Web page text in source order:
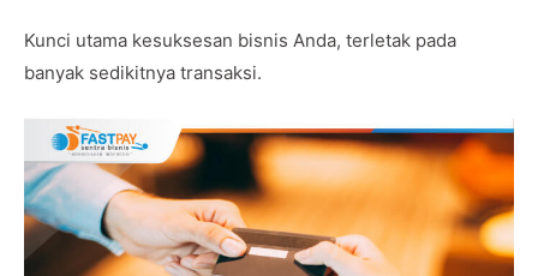
Kunci utama kesuksesan bisnis Anda, terletak pada
banyak sedikitnya transaksi.